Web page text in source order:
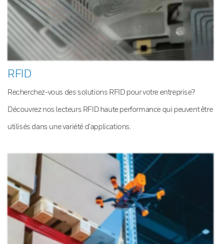
RFID
Recherchez-vous des solutions RFID pour votre entreprise?
Découvrez nos lecteurs RFID haute performance qui peuvent être
utilisés dans une variété d’applications.